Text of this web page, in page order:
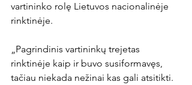
vartininko rolę Lietuvos nacionalinėje
rinktinėje.
„Pagrindinis vartininkų trejetas
rinktinėje kaip ir buvo susiformavęs,
tačiau niekada nežinai kas gali atsitikti.